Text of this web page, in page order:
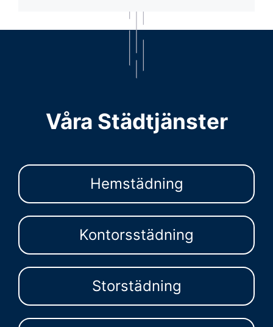
Våra Städtjänster
Hemstädning
Kontorsstädning
Storstädning